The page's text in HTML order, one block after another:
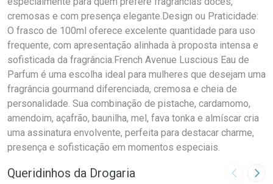
cremosas e com presença elegante.Design ou Praticidade:
O frasco de 100ml oferece excelente quantidade para uso
frequente, com apresentação alinhada à proposta intensa e
sofisticada da fragrância.French Avenue Luscious Eau de
Parfum é uma escolha ideal para mulheres que desejam uma
fragrância gourmand diferenciada, cremosa e cheia de
personalidade. Sua combinação de pistache, cardamomo,
amendoim, açafrão, baunilha, mel, fava tonka e almíscar cria
uma assinatura envolvente, perfeita para destacar charme,
presença e sofisticação em momentos especiais.
Queridinhos da Drogaria Imagem